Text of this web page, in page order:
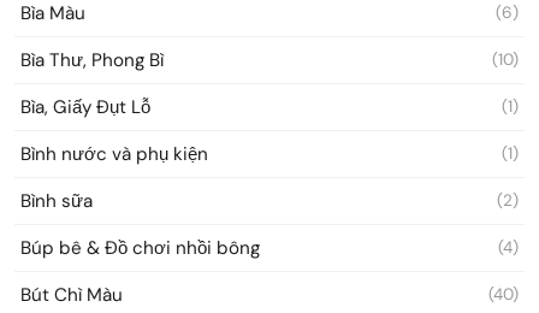
Bìa Màu (6)
Bìa Thư, Phong Bì (10)
Bìa, Giấy Đụt Lỗ (1)
Bình nước và phụ kiện (1)
Bình sữa (2)
Búp bê & Đồ chơi nhồi bông (4)
Bút Chì Màu (40)